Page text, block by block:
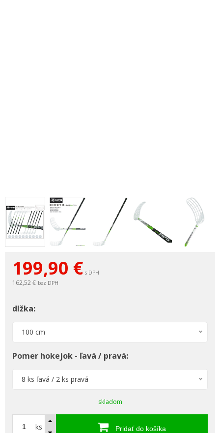
199,90 € s DPH
162,52 € bez DPH
dlžka:
100 cm
Pomer hokejok - ľavá / pravá:
8 ks ľavá / 2 ks pravá
skladom
ks Pridať do košíka